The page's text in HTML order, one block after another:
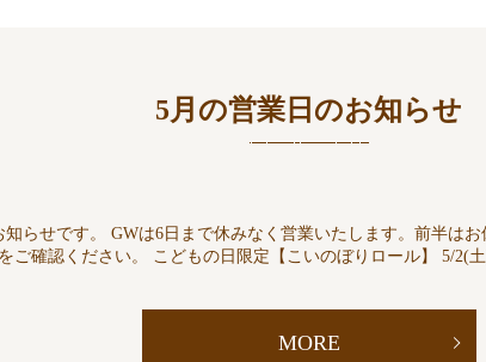
5月の営業日のお知らせ
知らせです。 GWは6日まで休みなく営業いたします。前半は
ご確認ください。 こどもの日限定【こいのぼりロール】 5/2(
MORE